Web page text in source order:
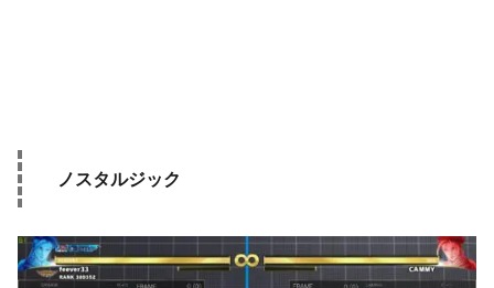
ノスタルジック